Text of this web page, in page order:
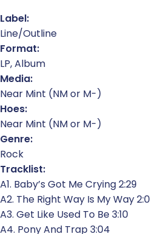
Label:
Line/Outline
Format:
LP, Album
Media:
Near Mint (NM or M-)
Hoes:
Near Mint (NM or M-)
Genre:
Rock
Tracklist:
A1. Baby’s Got Me Crying 2:29
A2. The Right Way Is My Way
A3. Get Like Used To Be 3:10
A4. Pony And Trap 3:04